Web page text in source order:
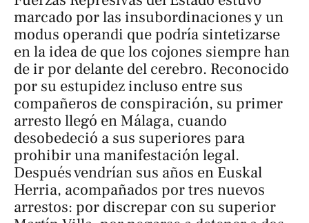
marcado por las insubordinaciones y un
modus operandi que podría sintetizarse
en la idea de que los cojones siempre han
de ir por delante del cerebro. Reconocido
por su estupidez incluso entre sus
compañeros de conspiración, su primer
arresto llegó en Málaga, cuando
desobedeció a sus superiores para
prohibir una manifestación legal.
Después vendrían sus años en Euskal
Herria, acompañados por tres nuevos
arrestos: por discrepar con su superior